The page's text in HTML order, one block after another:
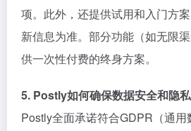
项。此外，还提供试用和入门方
新信息为准。部分功能（如无限
供一次性付费的终身方案。
5. Postly如何确保数据安全和隐
Postly全面承诺符合GDPR（通